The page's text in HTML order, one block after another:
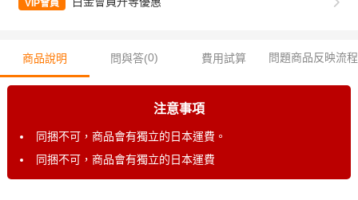
VIP會員
商品說明 問與答(0) 費用試算 問題商品反映流程
注意事項
同捆不可，商品會有獨立的日本運費。
同捆不可，商品會有獨立的日本運費